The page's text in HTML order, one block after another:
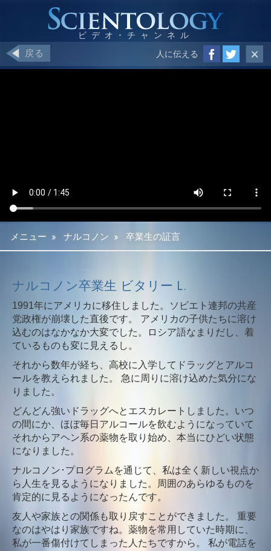
戻る 人に伝える
メニュー » ナルコノン » 卒業生の証言
ナルコノン卒業生 ビタリー L.
1991年にアメリカに移住しました。ソビエト連邦の共産
党政権が崩壊した直後です。 アメリカの子供たちに溶け
込むのはなかなか大変でした。ロシア語なまりだし、着
ているものも変に見えるし。
それから数年が経ち、高校に入学してドラッグとアルコ
ールを教えられました。 急に周りに溶け込めた気分にな
りました。
どんどん強いドラッグへとエスカレートしました。いつ
の間にか、ほぼ毎日アルコールを飲むようになっていて
それからアヘン系の薬物を取り始め、本当にひどい状態
になりました。
ナルコノン･プログラムを通じて、私は全く新しい視点か
ら人生を見るようになりました。周囲のあらゆるものを
肯定的に見るようになったんです。
友人や家族との関係も取り戻すことができました。 重要
なのはやはり家族ですね。薬物を常用していた時期に、
私が一番傷付けてしまった人たちですから。 私が電話を